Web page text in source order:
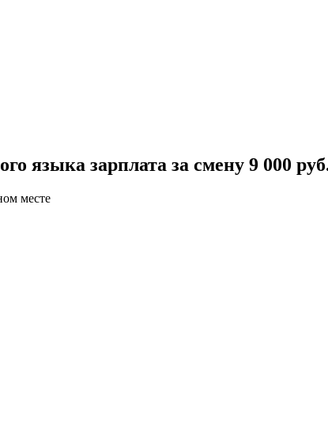
языка зарплата за смену 9 000
месте